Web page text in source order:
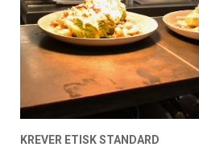
KREVER ETISK STANDARD